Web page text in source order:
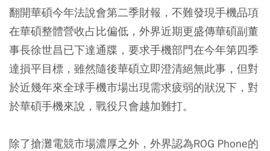
翻開華碩今年法說會第二季財報，不難發現手機品項
在華碩整體營收占比偏低，外界近期更盛傳華碩副董
事長徐世昌已下達通牒，要求手機部門在今年第四季
達損平目標，雖然隨後華碩立即澄清絕無此事，但對
於近幾年來全球手機市場出現需求疲弱的狀況下，對
於華碩手機來說，戰役只會越加難打。
除了搶灘電競市場濃厚之外，外界認為ROG Phone的